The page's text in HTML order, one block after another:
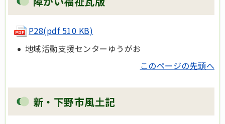
P28(pdf 510 KB)
地域活動支援センターゆうがお
このページの先頭へ
新・下野市風土記